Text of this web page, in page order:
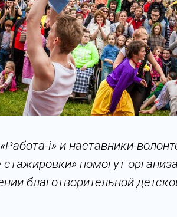
i» и наставники-
помогут
благотворительной